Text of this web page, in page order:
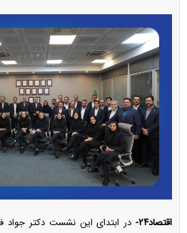
اقتصاد۲۴-
در ابتدای این نشست دکتر جواد